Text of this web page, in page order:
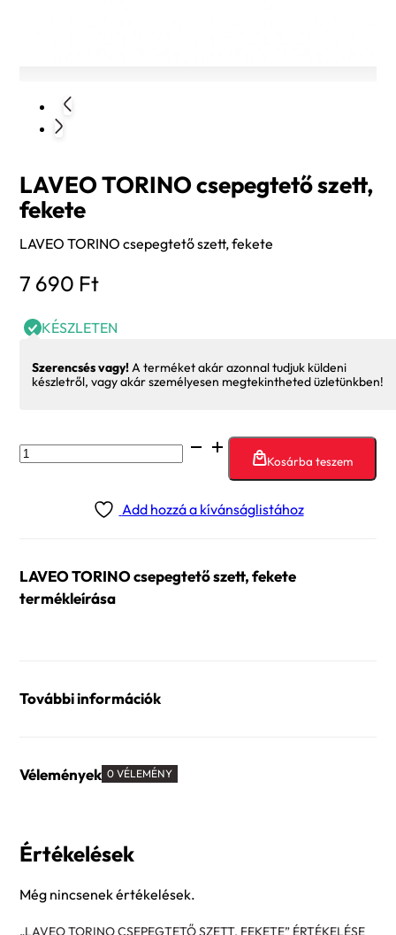
LAVEO TORINO csepegtető szett,
fekete
LAVEO TORINO csepegtető szett, fekete
7 690 Ft
KÉSZLETEN
Szerencsés vagy!A terméket akár azonnal tudjuk küldeni
készletről, vagy akár személyesen megtekintheted üzletünkben!
LAVEO
TORINO
Kosárba teszem
Add hozzá a kívánságlistához
LAVEO TORINO csepegtető szett, fekete
termékleírása
További információk
Vélemények 0 VÉLEMÉNY
Értékelések
Még nincsenek értékelések.
„LAVEO TORINO CSEPEGTETŐ SZETT, FEKETE” ÉRTÉKELÉSE